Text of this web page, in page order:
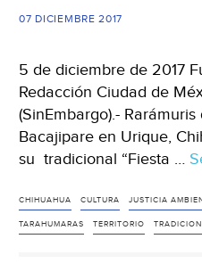
07 DICIEMBRE 2017
5 de diciembre de 2017
Redacción Ciudad de
(SinEmbargo).-
Bacajipare en Urique,
su tradicional “Fiesta …
CHIHUAHUA CULTURA JUSTICIA
TARAHUMARAS TERRITORIO